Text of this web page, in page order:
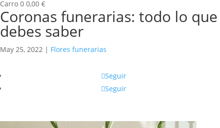
Carro 0 0,00 €
Coronas funerarias: todo lo que
debes saber
May 25, 2022 | Flores funerarias
Seguir
Seguir